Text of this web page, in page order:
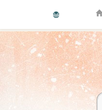
Skip
navigation